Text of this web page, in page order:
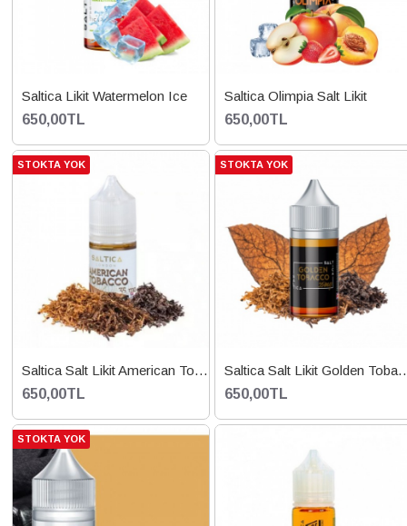
Saltica Likit Watermelon Ice
650,00TL
Saltica Olimpia Salt Likit
650,00TL
STOKTA YOK
Saltica Salt Likit American Tobacco
650,00TL
STOKTA YOK
Saltica Salt
650,00TL
STOKTA YOK